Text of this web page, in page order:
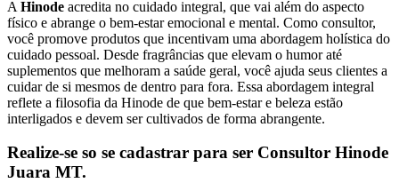
A Hinode acredita no cuidado integral, que vai além do aspecto
físico e abrange o bem-estar emocional e mental. Como consultor,
você promove produtos que incentivam uma abordagem holística do
cuidado pessoal. Desde fragrâncias que elevam o humor até
suplementos que melhoram a saúde geral, você ajuda seus clientes a
cuidar de si mesmos de dentro para fora. Essa abordagem integral
reflete a filosofia da Hinode de que bem-estar e beleza estão
interligados e devem ser cultivados de forma abrangente.
Realize-se so se cadastrar para ser Consultor Hinode
Juara MT.